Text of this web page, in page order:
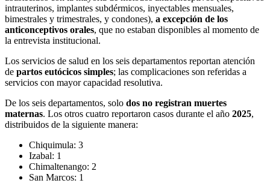
intrauterinos, implantes subdérmicos, inyectables mensuales,
bimestrales y trimestrales, y condones), a excepción de los
anticonceptivos orales, que no estaban disponibles al momento de
la entrevista institucional.
Los servicios de salud en los seis departamentos reportan atención
de partos eutócicos simples; las complicaciones son referidas a
servicios con mayor capacidad resolutiva.
De los seis departamentos, solo dos no registran muertes
maternas. Los otros cuatro reportaron casos durante el año 2025,
distribuidos de la siguiente manera:
Chiquimula: 3
Izabal: 1
Chimaltenango: 2
San Marcos: 1